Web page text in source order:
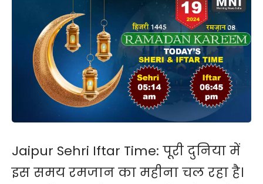
Jaipur Sehri Iftar Time: पूरी दुनिया में
इस समयरमजानका महीना चल रहा है।